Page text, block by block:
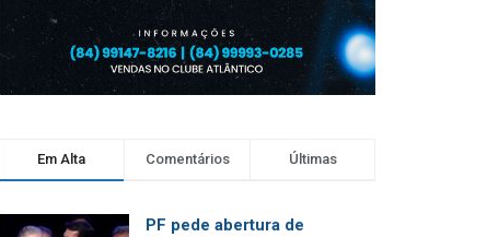
Em Alta Comentários Últimas
PF pede abertura de